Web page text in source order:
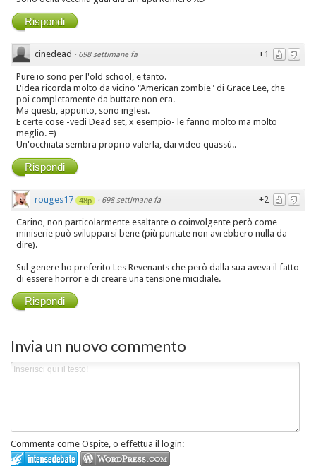
Rispondi
+1
cinedead · 698 settimane fa
Pure io sono per l'old school, e tanto.
L'idea ricorda molto da vicino "American zombie" di Grace Lee, che
poi completamente da buttare non era.
Ma questi, appunto, sono inglesi.
E certe cose -vedi Dead set, x esempio- le fanno molto ma molto
meglio. =)
Un'occhiata sembra proprio valerla, dai video quassù..
Rispondi
+2
rouges17 48p · 698 settimane fa
Carino, non particolarmente esaltante o coinvolgente però come
miniserie può svilupparsi bene (più puntate non avrebbero nulla da
dire).
Sul genere ho preferito Les Revenants che però dalla sua aveva il fatto
di essere horror e di creare una tensione micidiale.
Rispondi
Invia un nuovo commento
Commenta come Ospite, o effettua il login: